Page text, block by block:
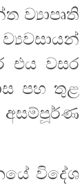
ව්‍යාපෘති
එය වසර
පහ තුළ
අසම්පූර්ණ
විදේශ